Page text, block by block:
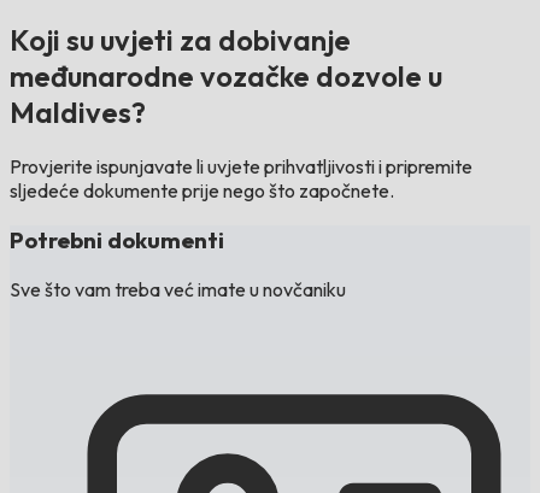
Koji su uvjeti za dobivanje
međunarodne vozačke dozvole u
Maldives?
Provjerite ispunjavate li uvjete prihvatljivosti i pripremite
sljedeće dokumente prije nego što započnete.
Potrebni dokumenti
Sve što vam treba već imate u novčaniku